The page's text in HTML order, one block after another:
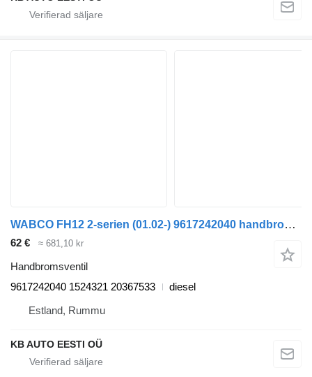
WABCO FH12 2-serien (01.02-) 9617242040 handbromsventil till Volvo FH12, FH16, NH12, FH, VNL780 (1993-2014) lastbil
62 € ≈ 681,10 kr
Handbromsventil
9617242040 1524321 20367533
diesel
Estland, Rummu
KB AUTO EESTI OÜ